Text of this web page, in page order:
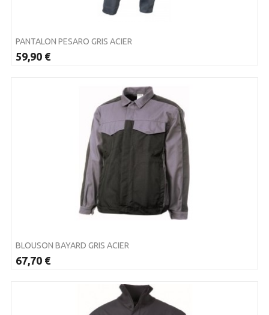
PANTALON PESARO GRIS ACIER
59,90 €
BLOUSON BAYARD GRIS ACIER
67,70 €